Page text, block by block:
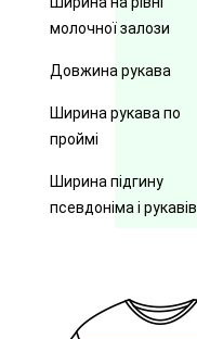
молочної залози
Довжина рукава
Ширина рукава по
проймі
Ширина підгину
псевдоніма і рукавів